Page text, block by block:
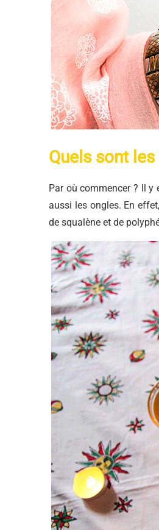
Quels sont
Par où commencer ? Il y
aussi les ongles. En
de squalène et de